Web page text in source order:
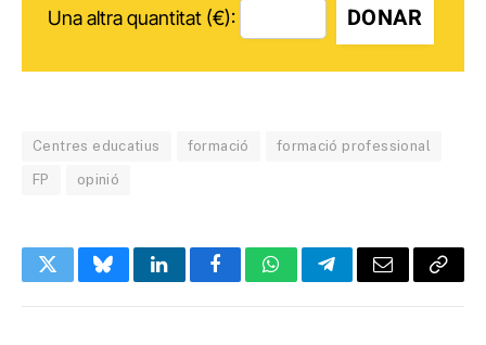
Una altra quantitat (€): DONAR
Centres educatius formació formació professional
FP opinió
TwitterBlueskyLinkedInFacebookWhatsAppTelegramEmail Copy